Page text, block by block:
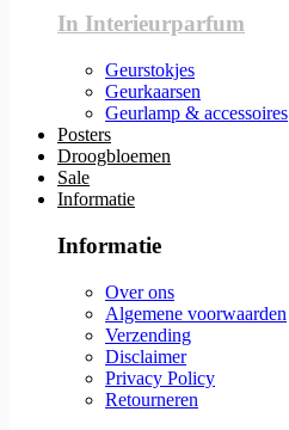
In Interieurparfum
Geurstokjes
Geurkaarsen
Geurlamp & accessoires
Posters
Droogbloemen
Sale
Informatie
Informatie
Over ons
Algemene voorwaarden
Verzending
Disclaimer
Privacy Policy
Retourneren